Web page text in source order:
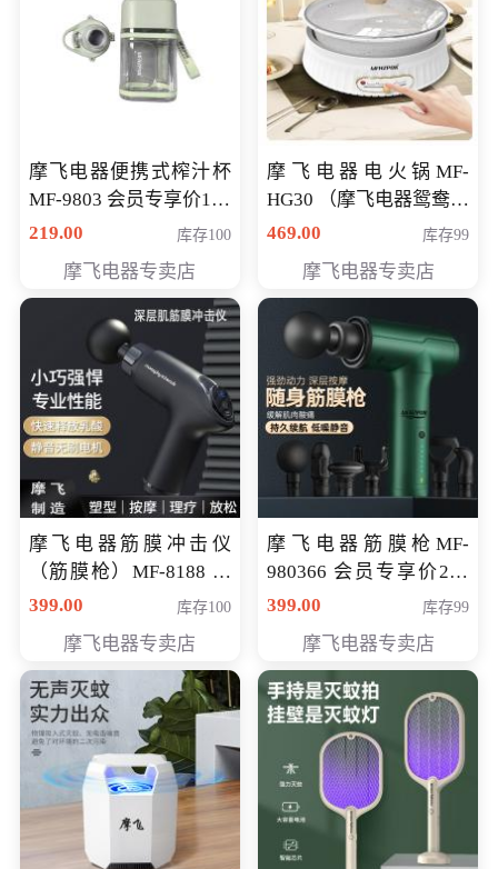
摩飞电器便携式榨汁杯
MF-9803 会员专享价138
元
219.00 库存100
摩飞电器专卖店
摩飞电器电火锅MF-
HG30 （摩飞电器鸳鸯锅
MF-HG30 ） 会员专享价
469.00 库存99
摩飞电器专卖店
摩飞电器筋膜冲击仪
（筋膜枪）MF-8188 会
员专享价268元
399.00 库存100
摩飞电器专卖店
摩飞电器筋膜枪MF-
980366 会员专享价299
元
399.00 库存99
摩飞电器专卖店